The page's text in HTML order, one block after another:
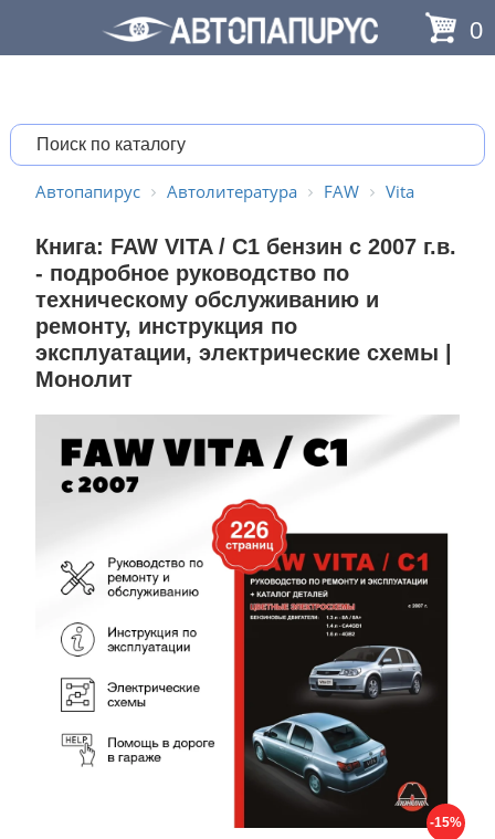
0
Автопапирус Автолитература FAW Vita
Книга: FAW VITA / C1 бензин с 2007 г.в.
- подробное руководство по
техническому обслуживанию и
ремонту, инструкция по
эксплуатации, электрические схемы |
Монолит
-15%